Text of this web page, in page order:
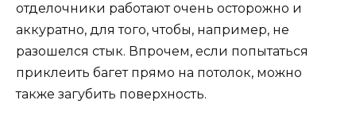
отделочники работают очень осторожно и
аккуратно, для того, чтобы, например, не
разошелся стык. Впрочем, если попытаться
приклеить багет прямо на потолок, можно
также загубить поверхность.